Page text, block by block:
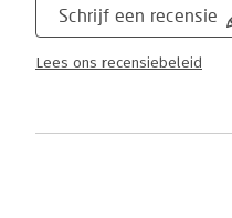
Schrijf een recensie
Lees ons recensiebeleid